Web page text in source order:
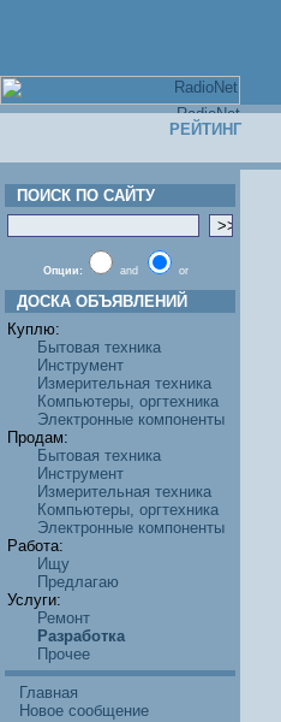
РЕЙТИНГ
ПОИСК ПО САЙТУ
Опции: and or
ДОСКА ОБЪЯВЛЕНИЙ
Куплю:
Бытовая техника
Инструмент
Измерительная техника
Компьютеры, оргтехника
Электронные компоненты
Продам:
Бытовая техника
Инструмент
Измерительная техника
Компьютеры, оргтехника
Электронные компоненты
Работа:
Ищу
Предлагаю
Услуги:
Ремонт
Разработка
Прочее
Главная
Новое сообщение